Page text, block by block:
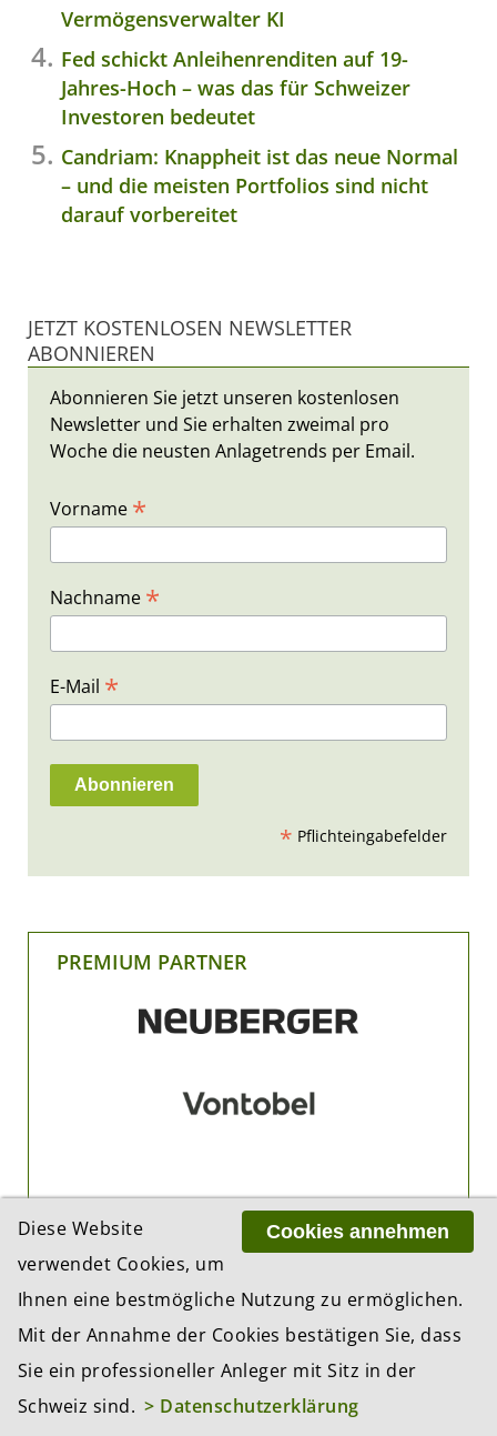
Vermögensverwalter KI
Fed schickt Anleihenrenditen auf 19-
Jahres-Hoch – was das für Schweizer
Investoren bedeutet
Candriam: Knappheit ist das neue Normal
– und die meisten Portfolios sind nicht
darauf vorbereitet
JETZT KOSTENLOSEN NEWSLETTER
ABONNIEREN
Abonnieren Sie jetzt unseren kostenlosen
Newsletter und Sie erhalten zweimal pro
Woche die neusten Anlagetrends per Email.
Vorname *
Nachname *
E-Mail *
* Pflichteingabefelder
PREMIUM PARTNER
Cookies annehmen
Diese Website
verwendet Cookies, um
Ihnen eine bestmögliche Nutzung zu ermöglichen.
Mit der Annahme der Cookies bestätigen Sie, dass
Sie ein professioneller Anleger mit Sitz in der
Schweiz sind. > Datenschutzerklärung